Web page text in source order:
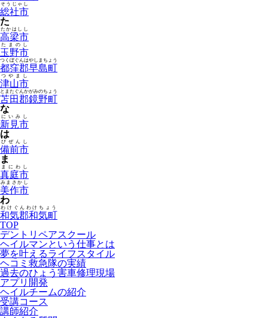
総社市
そうじゃし
た
高梁市
たかはしし
玉野市
たまのし
都窪郡早島町
つくぼぐんはやしまちょう
津山市
つやまし
苫田郡鏡野町
とまたぐんかがみのちょう
な
新見市
にいみし
は
備前市
びぜんし
ま
真庭市
まにわし
美作市
みまさかし
わ
和気郡和気町
わけぐんわけちょう
TOP
デントリペアスクール
ヘイルマンという仕事とは
夢を叶えるライフスタイル
ヘコミ救急隊の実績
過去のひょう害車修理現場
アプリ開発
ヘイルチームの紹介
受講コース
講師紹介